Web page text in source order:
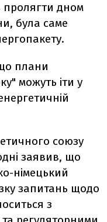
пролягти дном
була саме
плани
можуть іти у
союзу
заявив, що
німецький
запитань щодо
з